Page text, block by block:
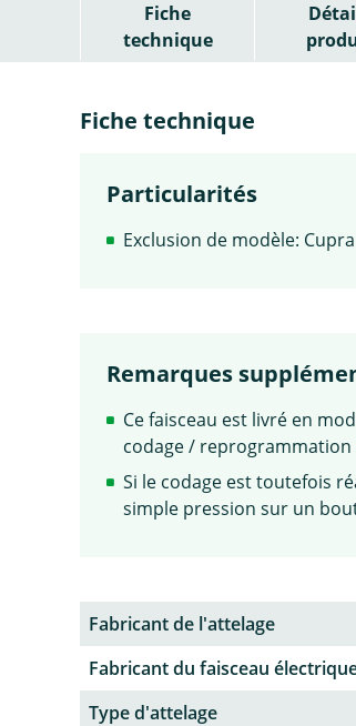
Fiche
technique
Fiche technique
Particularités
Exclusion de modèle: Cupra
Remarques
Ce faisceau est livré en
codage /
Si le codage est toutefois
simple pression sur un
Fabricant de l'attelage
Fabricant du faisceau
Type d'attelage